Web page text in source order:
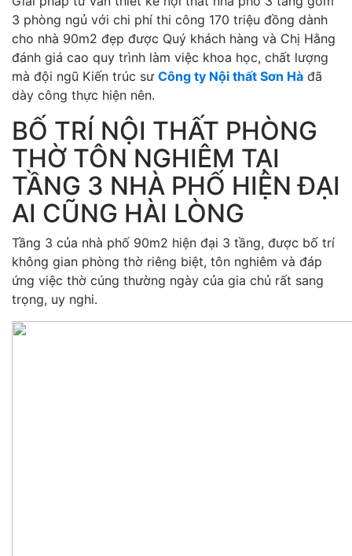
3 phòng ngủ với chi phí thi công 170 triệu đồng dành
cho nhà 90m2 đẹp được Quý khách hàng và Chị Hằng
đánh giá cao quy trình làm việc khoa học, chất lượng
mà đội ngũ Kiến trúc sư Công ty Nội thất Sơn Hà đã
dày công thực hiện nên.
BỐ TRÍ NỘI THẤT PHÒNG
THỜ TÔN NGHIÊM TẠI
TẦNG 3 NHÀ PHỐ HIỆN ĐẠI
AI CŨNG HÀI LÒNG
Tầng 3 của nhà phố 90m2 hiện đại 3 tầng, được bố trí
không gian phòng thờ riêng biệt, tôn nghiêm và đáp
ứng việc thờ cúng thường ngày của gia chủ rất sang
trọng, uy nghi.